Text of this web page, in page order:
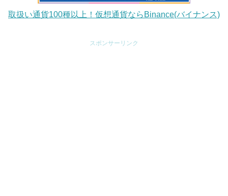
取扱い通貨100種以上！仮想通貨ならBinance(バイナンス)
スポンサーリンク